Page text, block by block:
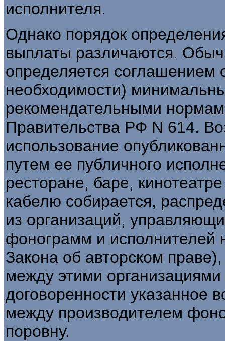
исполнителя.
Однако порядок
выплаты различаются.
определяется соглашением
необходимости)
рекомендательными
Правительства РФ N 614.
использование
путем ее публичного
ресторане, баре,
кабелю собирается,
из организаций,
фонограмм и исполнителей
Закона об авторском
между этими
договоренности указанное
между производителем
поровну.